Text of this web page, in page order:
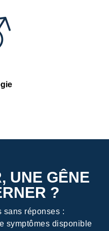
UNE GÊNE
?
sans réponses :
symptômes disponible